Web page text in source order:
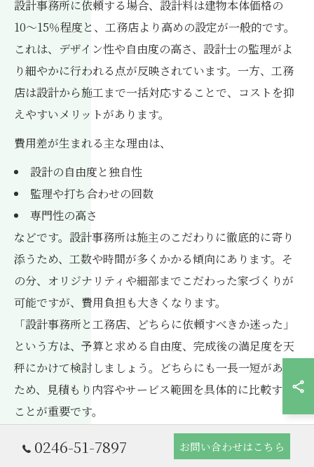
設計事務所に依頼する場合、設計料は建物本体価格の
10〜15％程度と、工務店より高めの設定が一般的です。
これは、デザイン性や自由度の高さ、設計士の監理がよ
り細やかに行われる点が反映されています。一方、工務
店は設計から施工まで一括対応することで、コストを抑
えやすいメリットがあります。
費用差が生まれる主な理由は、
設計の自由度と独自性
監理や打ち合わせの回数
専門性の高さ
などです。設計事務所は施主のこだわりに徹底的に寄り
添うため、工数や時間が多くかかる傾向にあります。そ
の分、オリジナリティや細部までこだわった家づくりが
可能ですが、費用負担も大きくなります。
「設計事務所と工務店、どちらに依頼すべきか迷った」
という方は、予算と求める自由度、完成後の満足度を天
秤にかけて検討しましょう。どちらにも一長一短がある
ため、見積もり内容やサービス範囲を具体的に比較する
ことが重要です。
相場を知ることで追加費用を防ぐ方法
0246-51-7897 お問い合わせはこちら